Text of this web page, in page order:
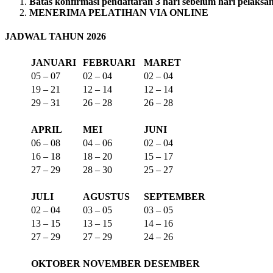
MENERIMA PELATIHAN VIA ONLINE
JADWAL TAHUN 2026
JANUARI FEBRUARI
MARET
05 – 07
02 – 04
02 – 04
19 – 21
12 – 14
12 – 14
29 – 31
26 – 28 26 – 28
APRIL MEI
JUNI
06 – 08
04 – 06
02 – 04
16 – 18
18 – 20
15 – 17
27 – 29
28 – 30 25 – 27
JULI AGUSTUS
SEPTEMBER
02 – 04
03 – 05
03 – 05
13 – 15
13 – 15
14 – 16
27 – 29
27 – 29 24 – 26
OKTOBER NOVEMBER DESEMBER